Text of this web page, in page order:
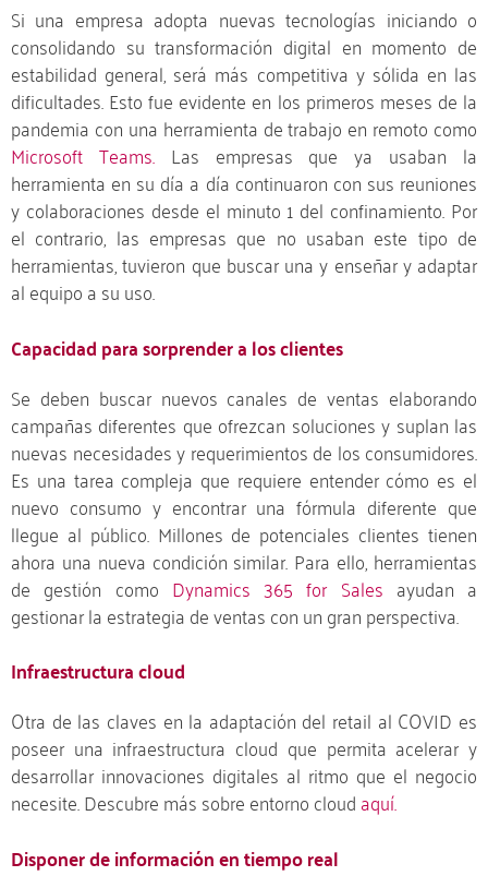
Si una empresa adopta nuevas tecnologías iniciando o
consolidando su transformación digital en momento de
estabilidad general, será más competitiva y sólida en las
dificultades. Esto fue evidente en los primeros meses de la
pandemia con una herramienta de trabajo en remoto como
Microsoft Teams.Las empresas que ya usaban la
herramienta en su día a día continuaron con sus reuniones
y colaboraciones desde el minuto 1 del confinamiento. Por
el contrario, las empresas que no usaban este tipo de
herramientas, tuvieron que buscar una y enseñar y adaptar
al equipo a su uso.
Capacidad para sorprender a los clientes
Se deben buscar nuevos canales de ventas elaborando
campañas diferentes que ofrezcan soluciones y suplan las
nuevas necesidades y requerimientos de los consumidores.
Es una tarea compleja que requiere entender cómo es el
nuevo consumo y encontrar una fórmula diferente que
llegue al público. Millones de potenciales clientes tienen
ahora una nueva condición similar. Para ello, herramientas
de gestión como Dynamics 365 for Sales ayudan a
gestionar la estrategia de ventas con un gran perspectiva.
Infraestructura cloud
Otra de las claves en la adaptación del retail al COVID es
poseer una infraestructura cloud que permita acelerar y
desarrollar innovaciones digitales al ritmo que el negocio
necesite. Descubre más sobre entorno cloudaquí.
Disponer de información en tiempo real